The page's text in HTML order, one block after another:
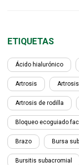
ETIQUETAS
Ácido hialurónico
Artrosis
Artrosis de rodilla
Bloqueo ecoguiado
Brazo Bursa
Bursitis subacromial